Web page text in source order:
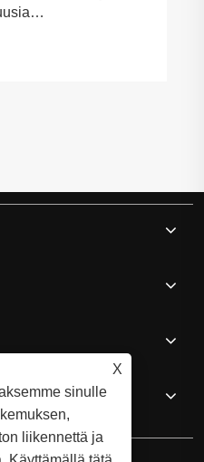
X
sinulle
liikennettä ja